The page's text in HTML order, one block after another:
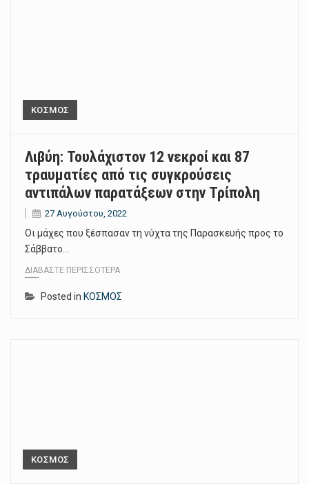
ΚΟΣΜΟΣ
Λιβύη: Τουλάχιστον 12 νεκροί και 87
τραυματίες από τις συγκρούσεις
αντιπάλων παρατάξεων στην Τρίπολη
27 Αυγούστου, 2022
Οι μάχες που ξέσπασαν τη νύχτα της Παρασκευής προς το
Σάββατο…
ΔΙΑΒΆΣΤΕ ΠΕΡΙΣΣΌΤΕΡΑ
Posted in ΚΟΣΜΟΣ
ΚΟΣΜΟΣ